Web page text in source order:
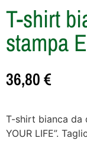
T-shirt
stampa
36,80€
T-shirt bianca da
YOUR LIFE”.